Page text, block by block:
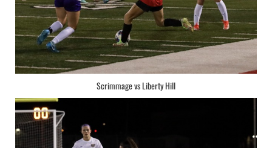
Scrimmage vs Liberty Hill